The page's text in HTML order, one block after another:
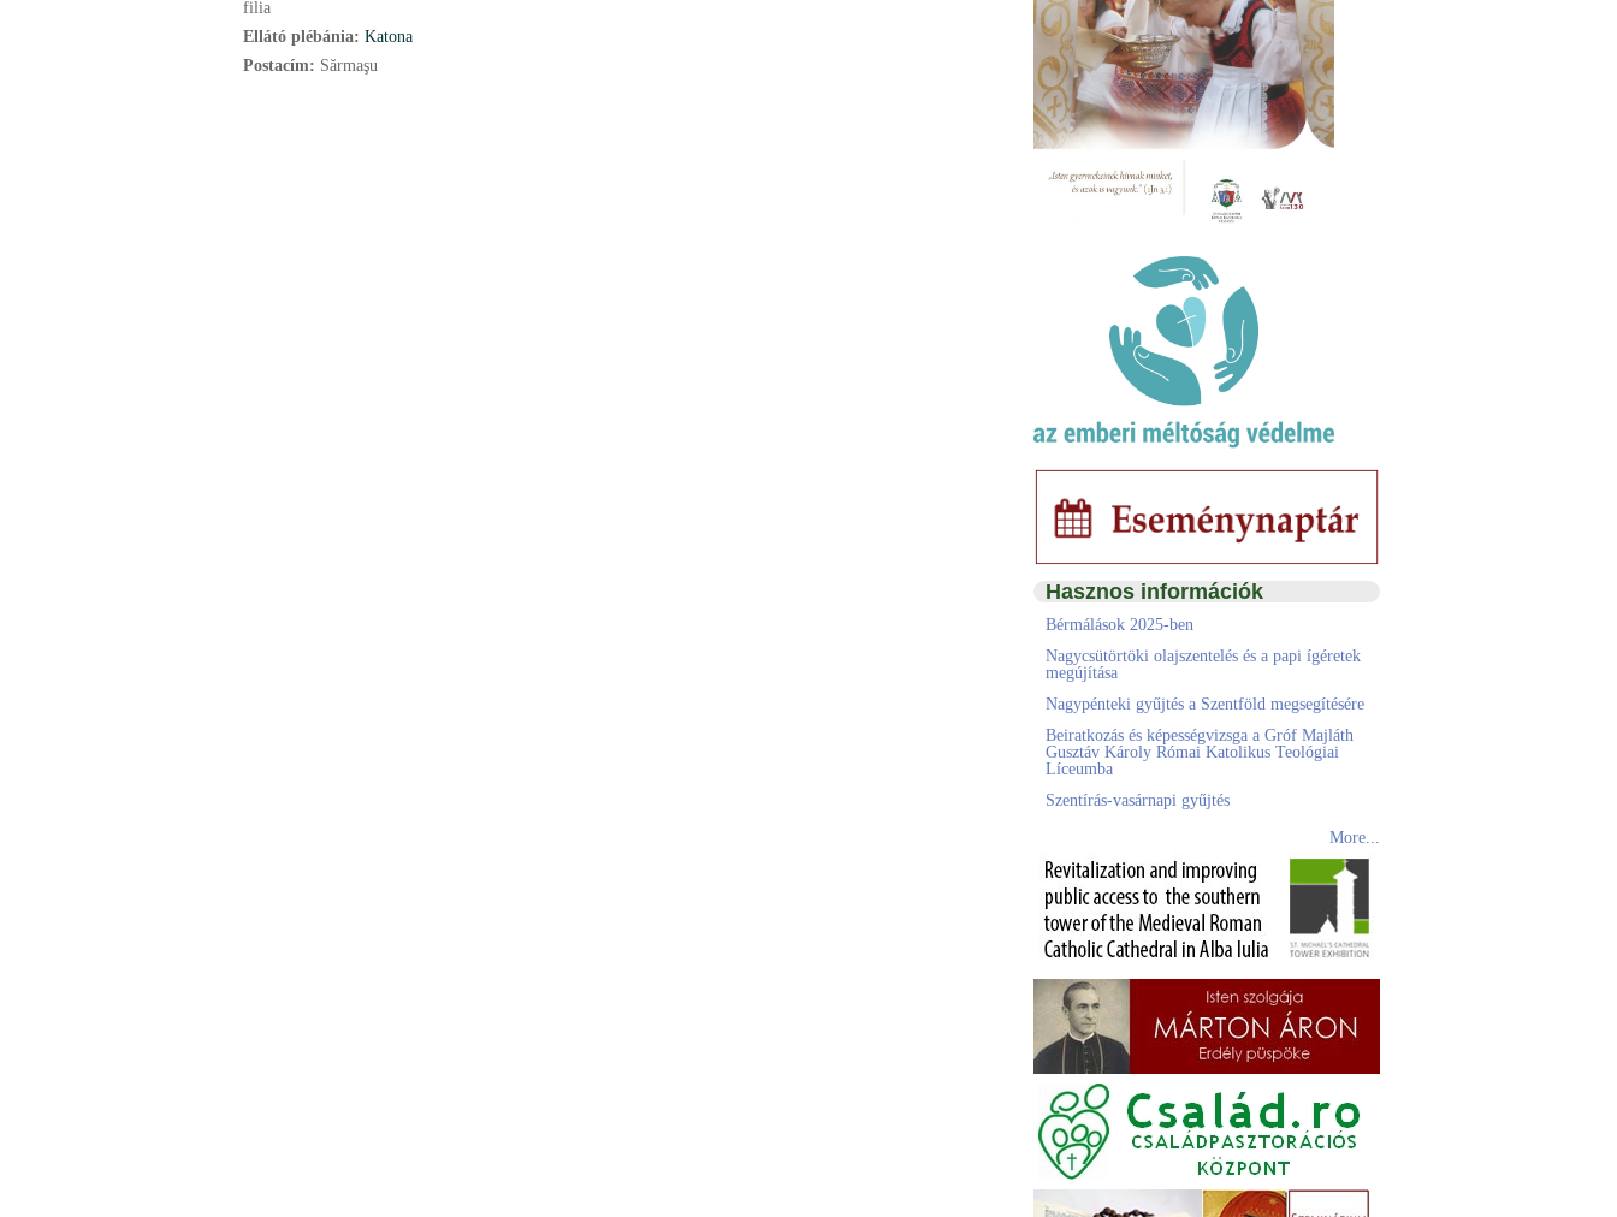
filia
Ellátó plébánia: Katona
Postacím: Sărmaşu
Hasznos információk
Bérmálások 2025-ben
Nagycsütörtöki olajszentelés és a papi ígéretek
megújítása
Nagypénteki gyűjtés a Szentföld megsegítésére
Beiratkozás és képességvizsga a Gróf Majláth
Gusztáv Károly Római Katolikus Teológiai
Líceumba
Szentírás-vasárnapi gyűjtés
More...